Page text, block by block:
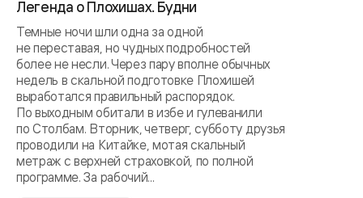
Легенда о Плохишах. Будни
Темные ночи шли одна за одной
не переставая, но чудных подробностей
более не несли. Через пару вполне обычных
недель в скальной подготовке Плохишей
выработался правильный распорядок.
По выходным обитали в избе и гулеванили
по Столбам. Вторник, четверг, субботу друзья
проводили на Китайке, мотая скальный
метраж с верхней страховкой, по полной
программе. За рабочий...